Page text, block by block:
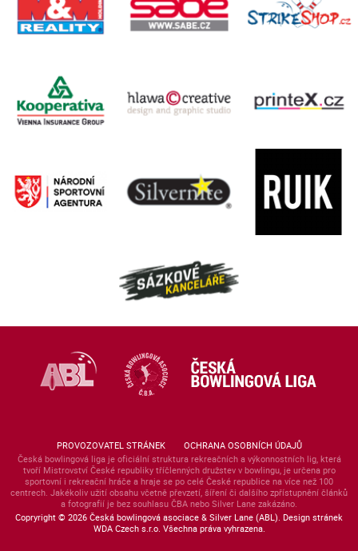
PROVOZOVATEL STRÁNEK
OCHRANA OSOBNÍCH ÚDAJŮ
Česká bowlingová liga je oficiální struktura rekreačních a výkonnostních lig, která
tvoří Mistrovství České republiky tříčlenných družstev v bowlingu, je určena pro
sportovní i rekreační hráče a hraje se po celé České republice na více než 100
centrech. Jakékoliv užití obsahu včetně převzetí, šíření či dalšího zpřístupnění článků
a fotografií je bez souhlasu ČBA nebo Silver Lane zakázáno.
Copryright © 2026 Česká bowlingová asociace & Silver Lane (ABL). Design stránek
WDA Czech s.r.o. Všechna práva vyhrazena.